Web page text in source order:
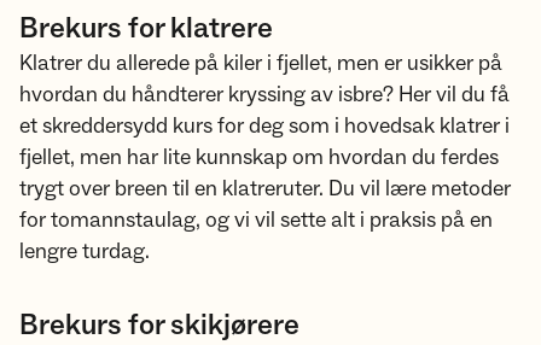
Brekurs for klatrere
Klatrer du allerede på kiler i fjellet, men er usikker på
hvordan du håndterer kryssing av isbre? Her vil du få
et skreddersydd kurs for deg som i hovedsak klatrer i
fjellet, men har lite kunnskap om hvordan du ferdes
trygt over breen til en klatreruter. Du vil lære metoder
for tomannstaulag, og vi vil sette alt i praksis på en
lengre turdag.
Brekurs for skikjørere